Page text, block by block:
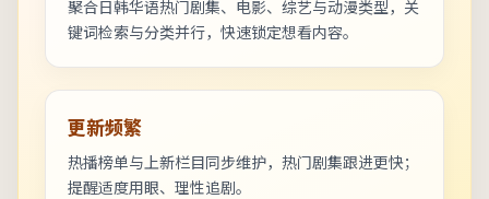
聚合日韩华语热门剧集、电影、综艺与动漫类型，关
键词检索与分类并行，快速锁定想看内容。
更新频繁
热播榜单与上新栏目同步维护，热门剧集跟进更快；
提醒适度用眼、理性追剧。